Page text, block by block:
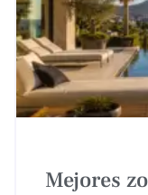
Mejores